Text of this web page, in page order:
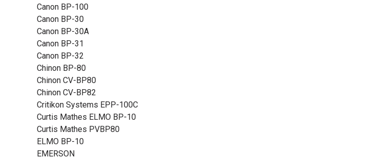
Canon BP-100
Canon BP-30
Canon BP-30A
Canon BP-31
Canon BP-32
Chinon BP-80
Chinon CV-BP80
Chinon CV-BP82
Critikon Systems EPP-100C
Curtis Mathes ELMO BP-10
Curtis Mathes PVBP80
ELMO BP-10
EMERSON